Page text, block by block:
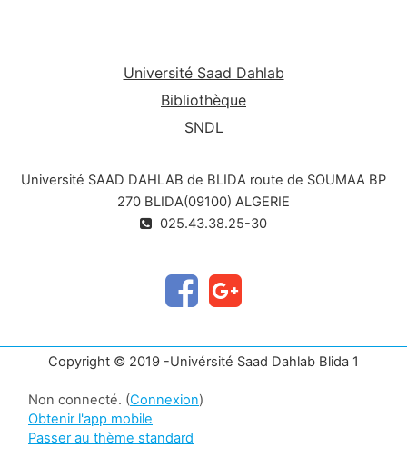
Université Saad Dahlab
Bibliothèque
SNDL
Université SAAD DAHLAB de BLIDA route de SOUMAA BP
270 BLIDA(09100) ALGERIE
025.43.38.25-30
Copyright © 2019 -Univérsité Saad Dahlab Blida 1
Non connecté. (Connexion)
Obtenir l'app mobile
Passer au thème standard